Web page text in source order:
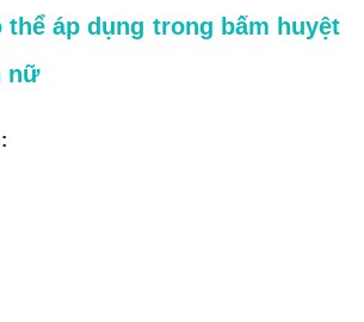
thể áp dụng trong bấm huyệt
nữ